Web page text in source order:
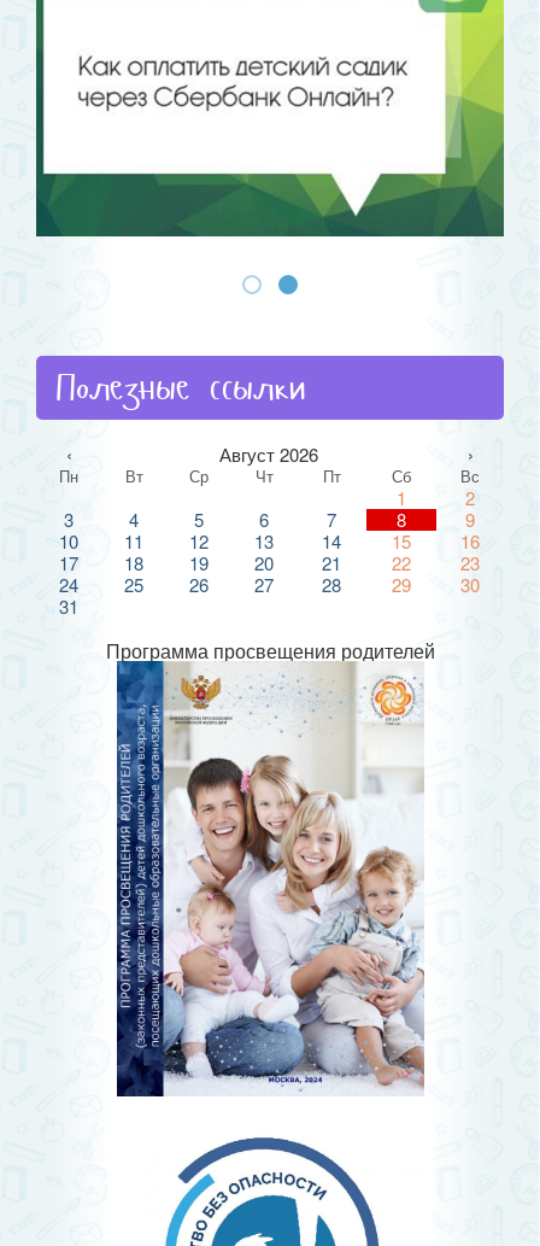
Полезные ссылки
‹ Август 2026 ›
Пн Вт Ср Чт Пт Сб Вс
1
2
3
4 5 6 7 8
9
10
11 12 13 14 15
16
17
18 19 20 21 22
23
24
25 26 27 28 29
30
31
Программа просвещения родителей